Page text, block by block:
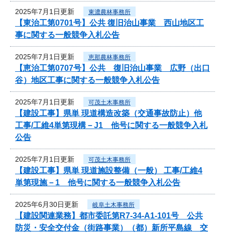
2025年7月1日更新 東濃農林事務所
【東治工第0701号】公共 復旧治山事業 西山地区工
事に関する一般競争入札公告
2025年7月1日更新 恵那農林事務所
【恵治工第0707号】公共 復旧治山事業 広野（出口
谷）地区工事に関する一般競争入札公告
2025年7月1日更新 可茂土木事務所
【建設工事】県単 現道構造改築（交通事故防止）他
工事/工維4単第現構－J1 他号に関する一般競争入札
公告
2025年7月1日更新 可茂土木事務所
【建設工事】県単 現道施設整備（一般） 工事/工維4
単第現施－1 他号に関する一般競争入札公告
2025年6月30日更新 岐阜土木事務所
【建設関連業務】都市委託第R7-34-A1-101号 公共
防災・安全交付金（街路事業）（都）新所平島線 交